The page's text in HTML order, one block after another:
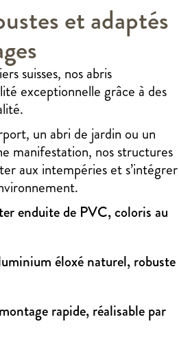
et adaptés
suisses, nos abris
exceptionnelle grâce à des
un abri de jardin ou un
manifestation, nos structures
aux intempéries et s’intégrer
enduite de PVC, coloris au
éloxé naturel, robuste
rapide, réalisable par